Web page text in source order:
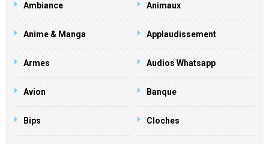
Ambiance Animaux
Anime & Manga Applaudissement
Armes Audios Whatsapp
Avion Banque
Bips Cloches